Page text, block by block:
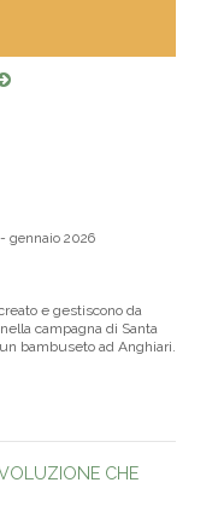
gennaio 2026
e gestiscono da
campagna di Santa
bambuseto ad Anghiari.
CHE